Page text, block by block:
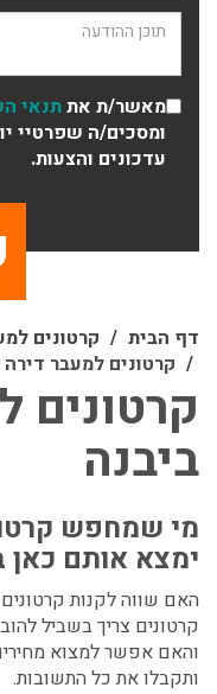
תוכן ההודעה
מאשר/ת אתתנאי
ומסכים/ה שפרטיי
עדכונים והצעות.
דף הבית
קרטונים
קרטונים למעבר דירה
קרטונים
ביבנה
מי שמחפש
ימצא אותם כאן
האם שווה לקנות
קרטונים צריך בשביל
והאם אפשר למצוא
ותקבלו את כל התשובות.